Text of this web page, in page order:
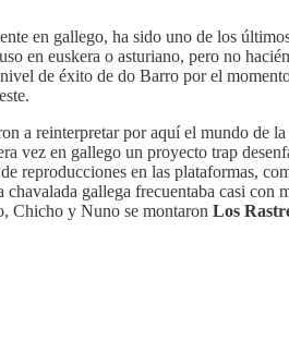
en gallego, ha sido uno de los
en euskera o asturiano, pero no
de éxito de do Barro por el
a reinterpretar por aquí el mundo de
vez en gallego un proyecto trap
reproducciones en las plataformas,
gallega frecuentaba casi con
Chicho y Nuno se montaron Los